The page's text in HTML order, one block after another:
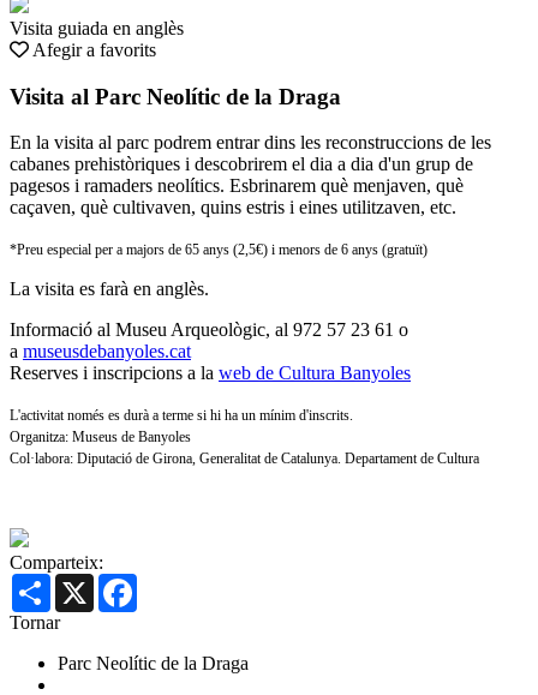
Visita guiada en anglès
Afegir a favorits
Visita al Parc Neolític de la Draga
En la visita al parc podrem entrar dins les reconstruccions de les
cabanes prehistòriques i descobrirem el dia a dia d'un grup de
pagesos i ramaders neolítics. Esbrinarem què menjaven, què
caçaven, què cultivaven, quins estris i eines utilitzaven, etc.
*Preu especial per a majors de 65 anys (2,5€) i menors de 6 anys (gratuït)
La visita es farà en anglès.
Informació al Museu Arqueològic, al 972 57 23 61 o
a museusdebanyoles.cat
Reserves i inscripcions a la web de Cultura Banyoles
L'activitat només es durà a terme si hi ha un mínim d'inscrits.
Organitza: Museus de Banyoles
Col·labora: Diputació de Girona, Generalitat de Catalunya. Departament de Cultura
Comparteix:
Share X
Tornar
Parc Neolític de la Draga